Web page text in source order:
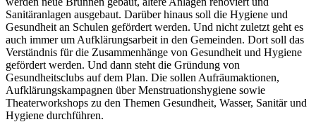
Sanitäranlagen ausgebaut. Darüber hinaus soll die Hygiene und
Gesundheit an Schulen gefördert werden. Und nicht zuletzt geht es
auch immer um Aufklärungsarbeit in den Gemeinden. Dort soll das
Verständnis für die Zusammenhänge von Gesundheit und Hygiene
gefördert werden. Und dann steht die Gründung von
Gesundheitsclubs auf dem Plan. Die sollen Aufräumaktionen,
Aufklärungskampagnen über Menstruationshygiene sowie
Theaterworkshops zu den Themen Gesundheit, Wasser, Sanitär und
Hygiene durchführen.